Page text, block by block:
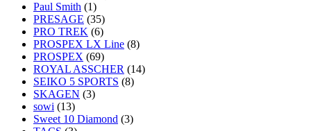
Paul Smith (1)
PRESAGE (35)
PRO TREK (6)
PROSPEX LX Line (8)
PROSPEX (69)
ROYAL ASSCHER (14)
SEIKO 5 SPORTS (8)
SKAGEN (3)
sowi (13)
Sweet 10 Diamond (3)